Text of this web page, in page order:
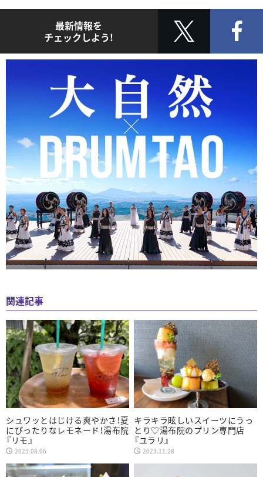
最新情報を
チェックしよう!
関連記事
シュワッとはじける爽やかさ！夏
にぴったりなレモネード！湯布院
『リモ』
2023.08.06
キラキラ眩しいスイーツにうっ
とり♡湯布院のプリン専門店
『ユラリ』
2023.11.28